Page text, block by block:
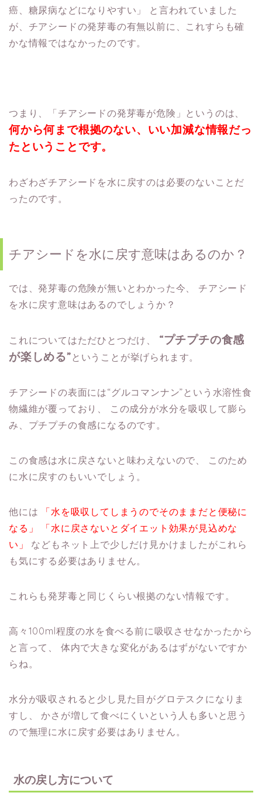
癌、糖尿病などになりやすい」
と言われていました
が、チアシードの発芽毒の有無以前に、これすらも確
かな情報ではなかったのです。
つまり、「チアシードの発芽毒が危険」というのは、
何から何まで根拠のない、いい加減な情報だっ
たということです。
わざわざチアシードを水に戻すのは必要のないことだ
ったのです。
チアシードを水に戻す意味はあるのか？
では、発芽毒の危険が無いとわかった今、
チアシード
を水に戻す意味はあるのでしょうか？
これについてはただひとつだけ、
“プチプチの食感
が楽しめる” ということが挙げられます。
チアシードの表面には“グルコマンナン”という水溶性食
物繊維が覆っており、
この成分が水分を吸収して膨ら
み、プチプチの食感になるのです。
この食感は水に戻さないと味わえないので、
このため
に水に戻すのもいいでしょう。
他には
「水を吸収してしまうのでそのままだと便秘に
なる」
「水に戻さないとダイエット効果が見込めな
い」
などもネット上で少しだけ見かけましたがこれら
も気にする必要はありません。
これらも発芽毒と同じくらい根拠のない情報です。
高々100ml程度の水を食べる前に吸収させなかったから
と言って、
体内で大きな変化があるはずがないですか
らね。
水分が吸収されると少し見た目がグロテスクになりま
すし、
かさが増して食べにくいという人も多いと思う
ので無理に水に戻す必要はありません。
水の戻し方について